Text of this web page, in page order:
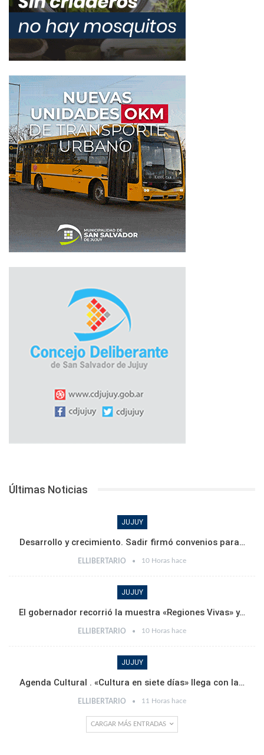
Últimas Noticias
JUJUY
Desarrollo y crecimiento. Sadir firmó convenios para…
ELLIBERTARIO 10 Horas hace
JUJUY
El gobernador recorrió la muestra «Regiones Vivas» y…
ELLIBERTARIO 10 Horas hace
JUJUY
Agenda Cultural . «Cultura en siete días» llega con la…
ELLIBERTARIO 11 Horas hace
CARGAR MÁS ENTRADAS